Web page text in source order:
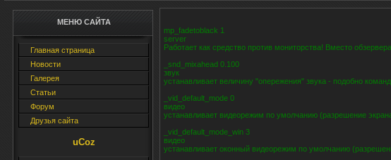
МЕНЮ САЙТА
Главная страница
Новости
Галерея
Статьи
Форум
Друзья сайта
uCoz
mp_fadetoblack 1
server
Работает как средство против мониторства! Вместо
_snd_mixahead 0.100
звук
устанавливает величину "опережения" звука - подобно
_vid_default_mode 0
видео
устанавливает видеорежим по умолчанию (разрешение
_vid_default_mode_win 3
видео
устанавливает оконный видеорежим по умолчанию